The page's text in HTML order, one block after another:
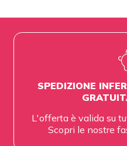
SPEDIZIONE
L'offerta è valida su
Scopri le nostre